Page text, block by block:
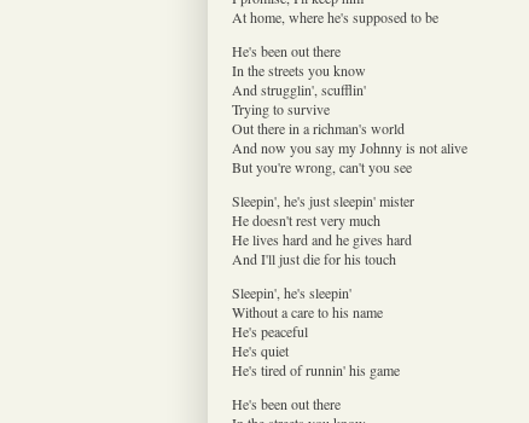
At home, where he's supposed to be
He's been out there
In the streets you know
And strugglin', scufflin'
Trying to survive
Out there in a richman's world
And now you say my Johnny is not alive
But you're wrong, can't you see
Sleepin', he's just sleepin' mister
He doesn't rest very much
He lives hard and he gives hard
And I'll just die for his touch
Sleepin', he's sleepin'
Without a care to his name
He's peaceful
He's quiet
He's tired of runnin' his game
He's been out there